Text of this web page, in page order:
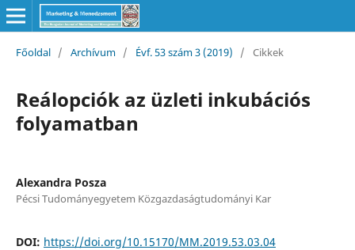
Főoldal / Archívum / Évf. 53 szám 3 (2019) / Cikkek
Reálopciók az üzleti inkubációs
folyamatban
Alexandra Posza
Pécsi Tudományegyetem Közgazdaságtudományi Kar
DOI: https://doi.org/10.15170/MM.2019.53.03.04